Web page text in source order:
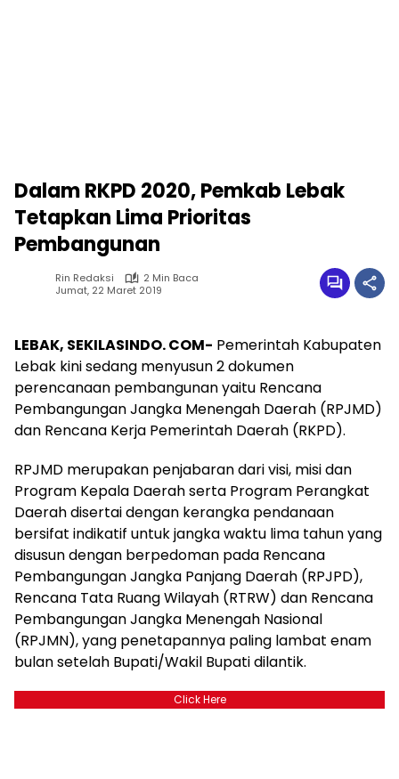
Dalam RKPD 2020, Pemkab Lebak
Tetapkan Lima Prioritas
Pembangunan
Rin Redaksi
2 Min Baca
Jumat, 22 Maret 2019
LEBAK, SEKILASINDO. COM- Pemerintah Kabupaten
Lebak kini sedang menyusun 2 dokumen
perencanaan pembangunan yaitu Rencana
Pembangungan Jangka Menengah Daerah (RPJMD)
dan Rencana Kerja Pemerintah Daerah (RKPD).
RPJMD merupakan penjabaran dari visi, misi dan
Program Kepala Daerah serta Program Perangkat
Daerah disertai dengan kerangka pendanaan
bersifat indikatif untuk jangka waktu lima tahun yang
disusun dengan berpedoman pada Rencana
Pembangungan Jangka Panjang Daerah (RPJPD),
Rencana Tata Ruang Wilayah (RTRW) dan Rencana
Pembangungan Jangka Menengah Nasional
(RPJMN), yang penetapannya paling lambat enam
bulan setelah Bupati/Wakil Bupati dilantik.
Click Here